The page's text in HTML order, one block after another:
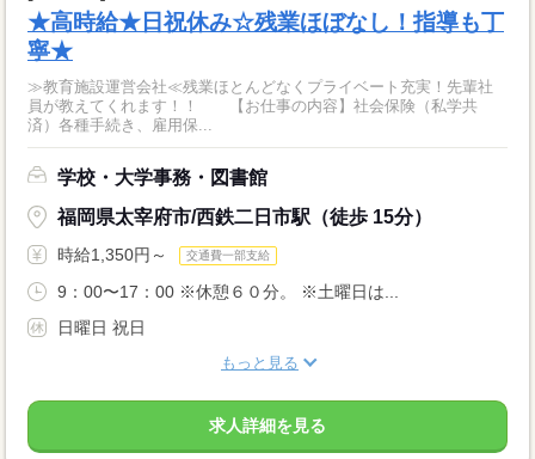
★高時給★日祝休み☆残業ほぼなし！指導も丁
寧★
≫教育施設運営会社≪残業ほとんどなくプライベート充実！先輩社
員が教えてくれます！！ 【お仕事の内容】社会保険（私学共
済）各種手続き、雇用保...
学校・大学事務・図書館
福岡県太宰府市/西鉄二日市駅（徒歩 15分）
時給1,350円～ 交通費一部支給
9：00〜17：00 ※休憩６０分。 ※土曜日は...
日曜日 祝日
もっと見る
求人詳細を見る